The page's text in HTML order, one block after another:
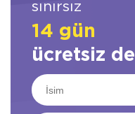
sınırsız
14 gün
ücretsiz